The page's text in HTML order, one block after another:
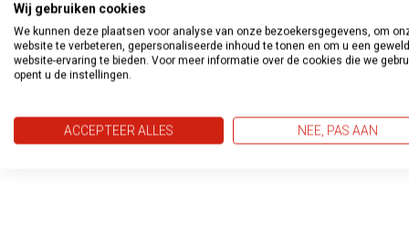
Wij gebruiken cookies
We kunnen deze plaatsen voor analyse van onze bezoekersgegevens, om
website te verbeteren, gepersonaliseerde inhoud te tonen en om u een
website-ervaring te bieden. Voor meer informatie over de cookies die we
opent u de instellingen.
ACCEPTEER ALLES NEE, PAS AAN